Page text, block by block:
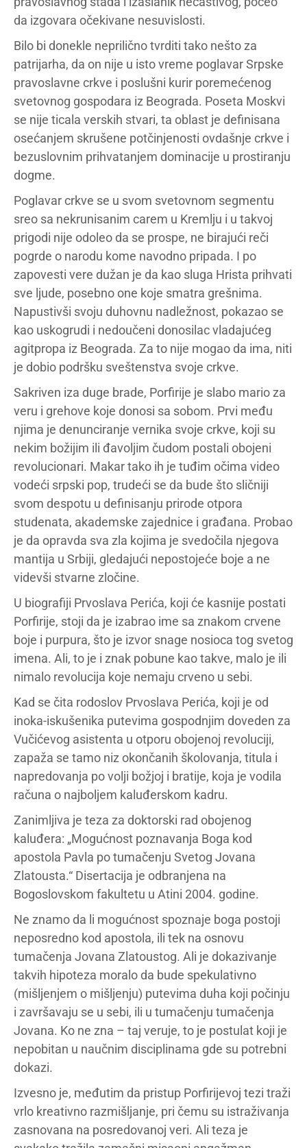
da izgovara očekivane nesuvislosti.
Bilo bi donekle neprilično tvrditi tako nešto za
patrijarha, da on nije u isto vreme poglavar Srpske
pravoslavne crkve i poslušni kurir poremećenog
svetovnog gospodara iz Beograda. Poseta Moskvi
se nije ticala verskih stvari, ta oblast je definisana
osećanjem skrušene potčinjenosti ovdašnje crkve i
bezuslovnim prihvatanjem dominacije u prostiranju
dogme.
Poglavar crkve se u svom svetovnom segmentu
sreo sa nekrunisanim carem u Kremlju i u takvoj
prigodi nije odoleo da se prospe, ne birajući reči
pogrde o narodu kome navodno pripada. I po
zapovesti vere dužan je da kao sluga Hrista prihvati
sve ljude, posebno one koje smatra grešnima.
Napustivši svoju duhovnu nadležnost, pokazao se
kao uskogrudi i nedoučeni donosilac vladajućeg
agitpropa iz Beograda. Za to nije mogao da ima, niti
je dobio podršku sveštenstva svoje crkve.
Sakriven iza duge brade, Porfirije je slabo mario za
veru i grehove koje donosi sa sobom. Prvi među
njima je denunciranje vernika svoje crkve, koji su
nekim božijim ili đavoljim čudom postali obojeni
revolucionari. Makar tako ih je tuđim očima video
vodeći srpski pop, trudeći se da bude što sličniji
svom despotu u definisanju prirode otpora
studenata, akademske zajednice i građana. Probao
je da opravda sva zla kojima je svedočila njegova
mantija u Srbiji, gledajući nepostojeće boje a ne
videvši stvarne zločine.
U biografiji Prvoslava Perića, koji će kasnije postati
Porfirije, stoji da je izabrao ime sa znakom crvene
boje i purpura, što je izvor snage nosioca tog svetog
imena. Ali, to je i znak pobune kao takve, malo je ili
nimalo revolucija koje nemaju crveno u sebi.
Kad se čita rodoslov Prvoslava Perića, koji je od
inoka-iskušenika putevima gospodnjim doveden za
Vučićevog asistenta u otporu obojenoj revoluciji,
zapaža se tamo niz okončanih školovanja, titula i
napredovanja po volji božjoj i bratije, koja je vodila
računa o najboljem kaluđerskom kadru.
Zanimljiva je teza za doktorski rad obojenog
kaluđera: „Mogućnost poznavanja Boga kod
apostola Pavla po tumačenju Svetog Jovana
Zlatousta.“ Disertacija je odbranjena na
Bogoslovskom fakultetu u Atini 2004. godine.
Ne znamo da li mogućnost spoznaje boga postoji
neposredno kod apostola, ili tek na osnovu
tumačenja Jovana Zlatoustog. Ali je dokazivanje
takvih hipoteza moralo da bude spekulativno
(mišljenjem o mišljenju) putevima duha koji počinju
i završavaju se u sebi, ili u tumačenju tumačenja
Jovana. Ko ne zna – taj veruje, to je postulat koji je
nepobitan u naučnim disciplinama gde su potrebni
dokazi.
Izvesno je, međutim da pristup Porfirijevoj tezi traži
vrlo kreativno razmišljanje, pri čemu su istraživanja
zasnovana na posredovanoj veri. Ali teza je